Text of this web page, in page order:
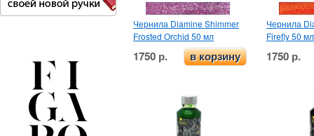
Чернила Diamine Shimmer
Frosted Orchid 50 мл
1750 р. в корзину
Чернила
Firefly 50 мл
1750 р.